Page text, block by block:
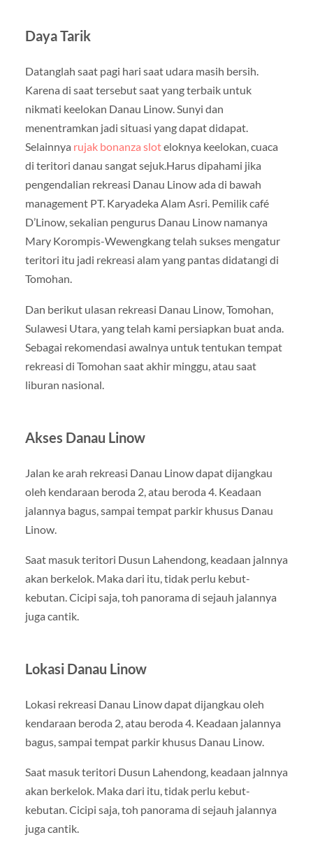
Daya Tarik
Datanglah saat pagi hari saat udara masih bersih.
Karena di saat tersebut saat yang terbaik untuk
nikmati keelokan Danau Linow. Sunyi dan
menentramkan jadi situasi yang dapat didapat.
Selainnya rujak bonanza sloteloknya keelokan, cuaca
di teritori danau sangat sejuk.Harus dipahami jika
pengendalian rekreasi Danau Linow ada di bawah
management PT. Karyadeka Alam Asri. Pemilik café
D’Linow, sekalian pengurus Danau Linow namanya
Mary Korompis-Wewengkang telah sukses mengatur
teritori itu jadi rekreasi alam yang pantas didatangi di
Tomohan.
Dan berikut ulasan rekreasi Danau Linow, Tomohan,
Sulawesi Utara, yang telah kami persiapkan buat anda.
Sebagai rekomendasi awalnya untuk tentukan tempat
rekreasi di Tomohan saat akhir minggu, atau saat
liburan nasional.
Akses Danau Linow
Jalan ke arah rekreasi Danau Linow dapat dijangkau
oleh kendaraan beroda 2, atau beroda 4. Keadaan
jalannya bagus, sampai tempat parkir khusus Danau
Linow.
Saat masuk teritori Dusun Lahendong, keadaan jalnnya
akan berkelok. Maka dari itu, tidak perlu kebut-
kebutan. Cicipi saja, toh panorama di sejauh jalannya
juga cantik.
Lokasi Danau Linow
Lokasi rekreasi Danau Linow dapat dijangkau oleh
kendaraan beroda 2, atau beroda 4. Keadaan jalannya
bagus, sampai tempat parkir khusus Danau Linow.
Saat masuk teritori Dusun Lahendong, keadaan jalnnya
akan berkelok. Maka dari itu, tidak perlu kebut-
kebutan. Cicipi saja, toh panorama di sejauh jalannya
juga cantik.